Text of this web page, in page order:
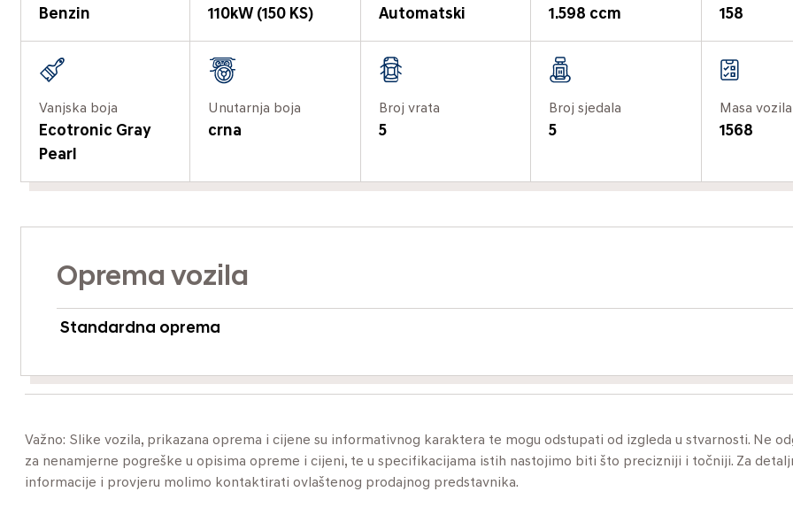
Benzin 110kW (150 KS) Automatski 1.598 ccm 158
Vanjska boja
Ecotronic Gray
Pearl
Unutarnja boja
crna
Broj vrata
5
Broj sjedala
5
Masa
1568
Oprema vozila
Standardna oprema
Važno: Slike vozila, prikazana oprema i cijene su informativnog karaktera te mogu odstupati od izgleda u stvarnosti. Ne
za nenamjerne pogreške u opisima opreme i cijeni, te u specifikacijama istih nastojimo biti što precizniji i točniji. Za
informacije i provjeru molimo kontaktirati ovlaštenog prodajnog predstavnika.